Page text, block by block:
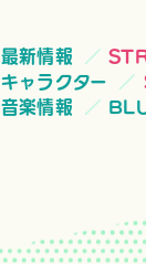
最新情報
キャラクター
音楽情報